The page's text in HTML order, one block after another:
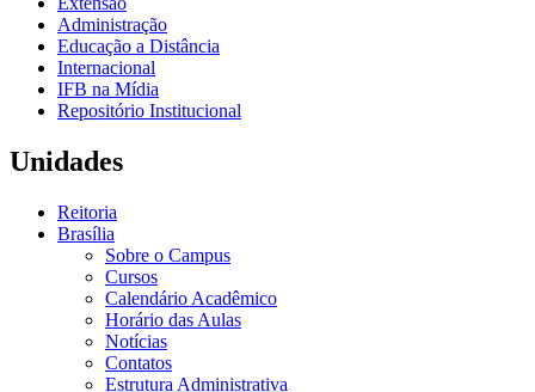
Administração
Educação a Distância
Internacional
IFB na Mídia
Repositório Institucional
Unidades
Reitoria
Brasília
Sobre o Campus
Cursos
Calendário Acadêmico
Horário das Aulas
Notícias
Contatos
Estrutura Administrativa